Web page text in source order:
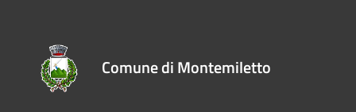
Comune di Montemiletto